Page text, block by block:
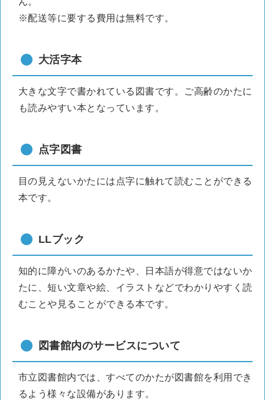
※配送等に要する費用は無料です。
大活字本
大きな文字で書かれている図書です。ご高齢のかたに
も読みやすい本となっています。
点字図書
目の見えないかたには点字に触れて読むことができる
本です。
LLブック
知的に障がいのあるかたや、日本語が得意ではないか
たに、短い文章や絵、イラストなどでわかりやすく読
むことや見ることができる本です。
図書館内のサービスについて
市立図書館内では、すべてのかたが図書館を利用でき
るよう様々な設備があります。